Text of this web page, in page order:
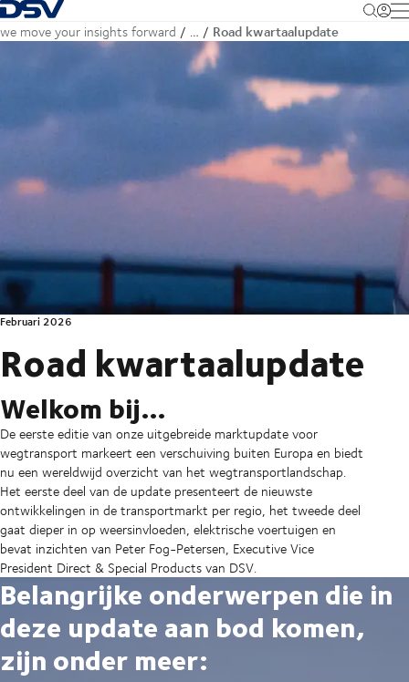
Terug naar startpagina
we move your insights forward … Road kwartaalupdate
Februari 2026
Road kwartaalupdate
Welkom bij…
De eerste editie van onze uitgebreide marktupdate voor
wegtransport markeert een verschuiving buiten Europa en biedt
nu een wereldwijd overzicht van het wegtransportlandschap.
Het eerste deel van de update presenteert de nieuwste
ontwikkelingen in de transportmarkt per regio, het tweede deel
gaat dieper in op weersinvloeden, elektrische voertuigen en
bevat inzichten van Peter Fog-Petersen, Executive Vice
President Direct & Special Products van DSV.
Belangrijke onderwerpen die in
deze update aan bod komen,
zijn onder meer: